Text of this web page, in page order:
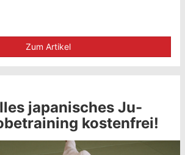
Zum Artikel
japanisches Ju-
kostenfrei!